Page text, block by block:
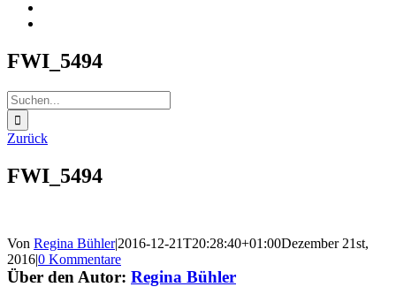
FWI_5494
Suche
nach:
Zurück
FWI_5494
Von Regina Bühler|2016-12-21T20:28:40+01:00Dezember 21st,
2016|0 Kommentare
Über den Autor: Regina Bühler